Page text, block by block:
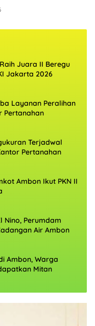
Juara II Beregu
Jakarta 2026
Layanan Peralihan
Pertanahan
Terjadwal
Pertanahan
Ambon Ikut PKN II
Nino, Perumdam
Air Ambon
Ambon, Warga
Mitan